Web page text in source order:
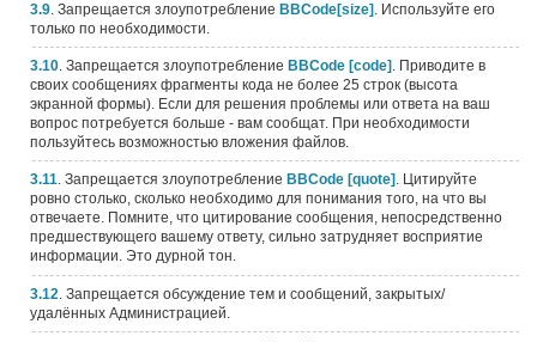
3.9 . Запрещается злоупотребление BBCode[size] . Используйте его
только по необходимости.
3.10. Запрещается злоупотребление BBCode [code] . Приводите в
своих сообщениях фрагменты кода не более 25 строк (высота
экранной формы). Если для решения проблемы или ответа на ваш
вопрос потребуется больше - вам сообщат. При необходимости
пользуйтесь возможностью вложения файлов.
3.11. Запрещается злоупотребление BBCode [quote] . Цитируйте
ровно столько, сколько необходимо для понимания того, на что вы
отвечаете. Помните, что цитирование сообщения, непосредственно
предшествующего вашему ответу, сильно затрудняет восприятие
информации. Это дурной тон.
3.12 . Запрещается обсyждение тем и сообщений, закpытых/
удалённых Администрацией.